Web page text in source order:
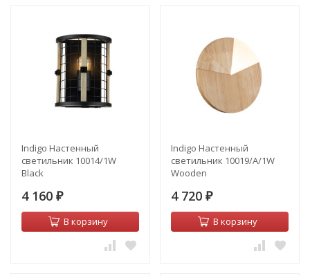
Indigo Настенный
светильник 10014/1W
Black
4 160 ₽
В корзину
Indigo Настенный
светильник 10019/A/1W
Wooden
4 720 ₽
В корзину